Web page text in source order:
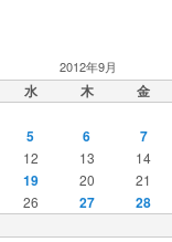
2012年9月
水 木 金
5 6 7
12 13 14
19 20 21
26 27 28